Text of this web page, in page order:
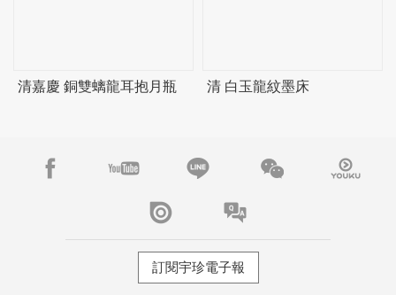
清嘉慶 銅雙螭龍耳抱月瓶 清 白玉龍紋墨床
訂閱宇珍電子報